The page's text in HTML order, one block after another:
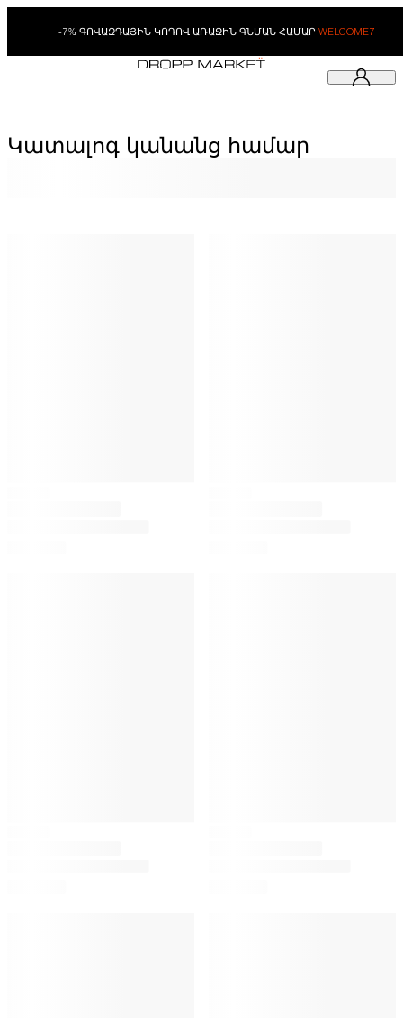
-7% ԳՈՎԱԶԴԱՅԻՆ ԿՈԴՈՎ ԱՌԱՋԻՆ ԳՆՄԱՆ ՀԱՄԱՐ WELCOME7
Կատալոգ կանանց համար